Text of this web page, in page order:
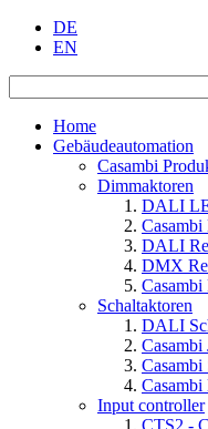
DE
EN
Home
Gebäudeautomation
Casambi
Dimmaktoren
DALI
DALI
DMX
Schaltaktoren
DALI
Casambi
Casambi
Input controller
CTS2 -